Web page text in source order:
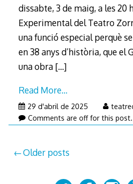
dissabte, 3 de maig, a les 20
Experimental del Teatro
una funció especial perquè
en 38 anys d’història, que el
una obra […]
Read More…
29 d'abril de 2025
Comments are off for this post.
Posts
navigation
Older posts